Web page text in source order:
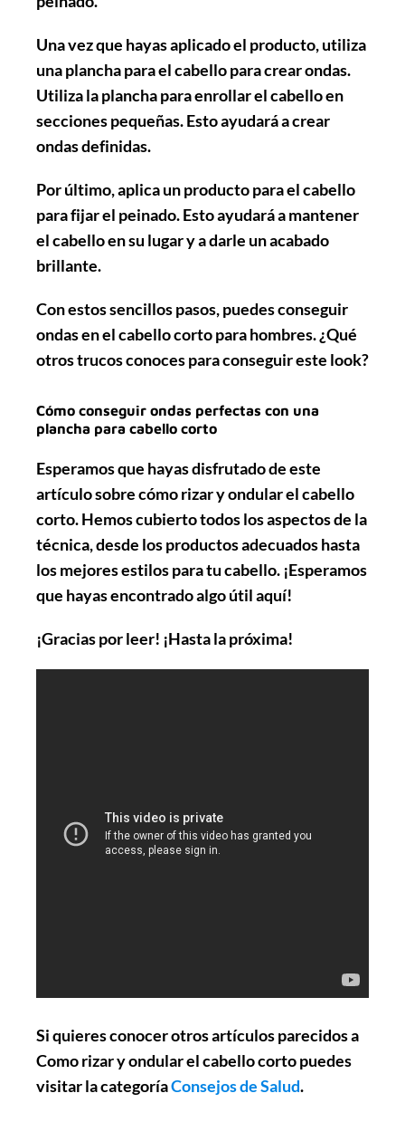
Una vez que hayas aplicado el producto,utiliza
una plancha para el cabellopara crear ondas.
Utiliza la plancha para enrollar el cabello en
secciones pequeñas. Esto ayudará a crear
ondas definidas.
Por último,aplica un producto para el cabello
para fijar el peinado. Esto ayudará a mantener
el cabello en su lugar y a darle un acabado
brillante.
Con estos sencillos pasos, puedes conseguir
ondas en el cabello corto para hombres. ¿Qué
otros trucos conoces para conseguir este look?
Cómo conseguir ondas perfectas con una
plancha para cabello corto
Esperamos que hayas disfrutado de este
artículo sobre cómo rizar y ondular el cabello
corto. Hemos cubierto todos los aspectos de la
técnica, desde los productos adecuados hasta
los mejores estilos para tu cabello. ¡Esperamos
que hayas encontrado algo útil aquí!
¡Gracias por leer! ¡Hasta la próxima!
Si quieres conocer otros artículos parecidos a
Como rizar y ondular el cabello cortopuedes
visitar la categoríaConsejos de Salud.